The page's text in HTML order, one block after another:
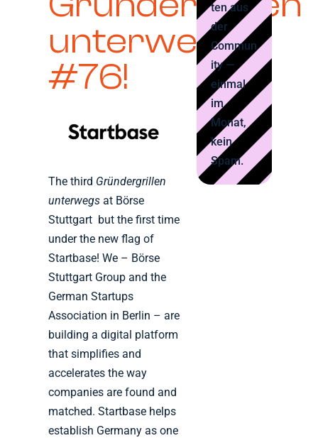
unterwegs
#76!
The third Gründergrillen
unterwegs at Börse
Stuttgart but the first time
under the new flag of
Startbase! We – Börse
Stuttgart Group and the
German Startups
Association in Berlin – are
building a digital platform
that simplifies and
accelerates the way
companies are found and
matched. Startbase helps
establish Germany as one
ten aus
der
Commun
ity —
einmal
im
Monat,
kein
Spam.